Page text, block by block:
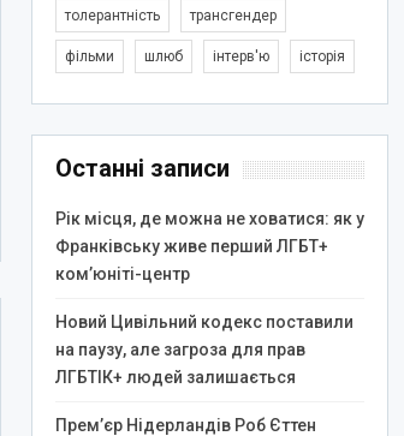
толерантність трансгендер
фільми шлюб інтерв'ю історія
Останні записи
Рік місця, де можна не ховатися: як у
Франківську живе перший ЛГБТ+
ком’юніті-центр
Новий Цивільний кодекс поставили
на паузу, але загроза для прав
ЛГБТІК+ людей залишається
Прем’єр Нідерландів Роб Єттен